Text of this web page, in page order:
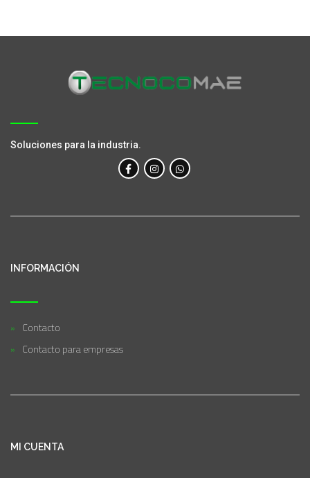
Soluciones para la industria.
INFORMACIÓN
Contacto
Contacto para empresas
MI CUENTA